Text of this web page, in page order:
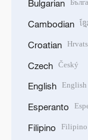
Bulgarian
Cambodian ខ្ម
Croatian
Czech Český
English English
Esperanto
Filipino Filipino